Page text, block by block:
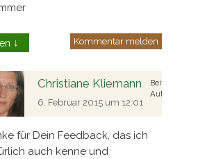
↓ Kommentar melden
Christiane Kliemann
Beitrags
Autor
6. Februar 2015 um 12:01
für Dein Feedback, das ich
auch kenne und